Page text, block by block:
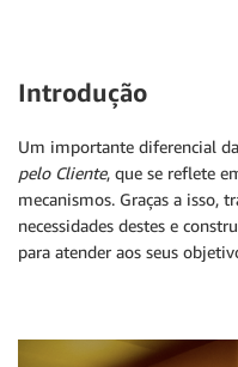
Introdução
Um importante diferencial
pelo Cliente, que se reflete
mecanismos. Graças a isso,
necessidades destes e
para atender aos seus